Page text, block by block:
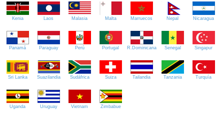
Kenia Laos Malasia Malta Marruecos Nepal Nicaragua
Panamá Paraguay Perú Portugal R.Dominicana Senegal Singapur
Sri Lanka Suazilandia Sudáfrica Suiza Tailandia Tanzania Turquía
Uganda Uruguay Vietnam Zimbabue